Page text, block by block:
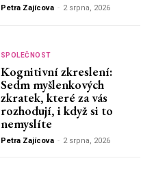
Petra Zajícova - 2 srpna, 2026
SPOLEČNOST
Kognitivní zkreslení:
Sedm myšlenkových
zkratek, které za vás
rozhodují, i když si to
nemyslíte
Petra Zajícova - 2 srpna, 2026